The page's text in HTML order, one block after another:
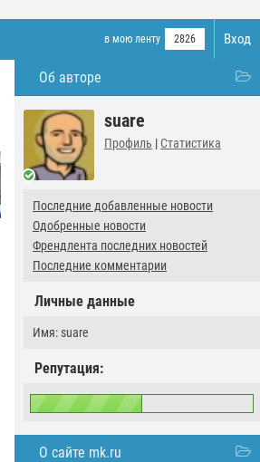
Вход
в мою ленту 2826
Об авторе
suare
Профиль | Статистика
Последние добавленные новости
Одобренные новости
Френдлента последних новостей
Последние комментарии
Личные данные
Имя: suare
Репутация:
О сайте mk.ru